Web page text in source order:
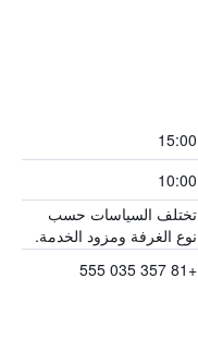
15:00
10:00
تختلف السياسات حسب
نوع الغرفة ومزود الخدمة.
+81 357 035 555